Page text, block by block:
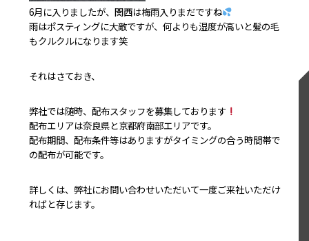
6月に入りましたが、関西は梅雨入りまだですね
雨はポスティングに大敵ですが、何よりも湿度が高いと髪の毛
もクルクルになります笑
それはさておき、
弊社では随時、配布スタッフを募集しております
配布エリアは奈良県と京都府南部エリアです。
配布期間、配布条件等はありますがタイミングの合う時間帯で
の配布が可能です。
詳しくは、弊社にお問い合わせいただいて一度ご来社いただけ
ればと存じます。